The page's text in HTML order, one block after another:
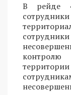
В рейде
контролю